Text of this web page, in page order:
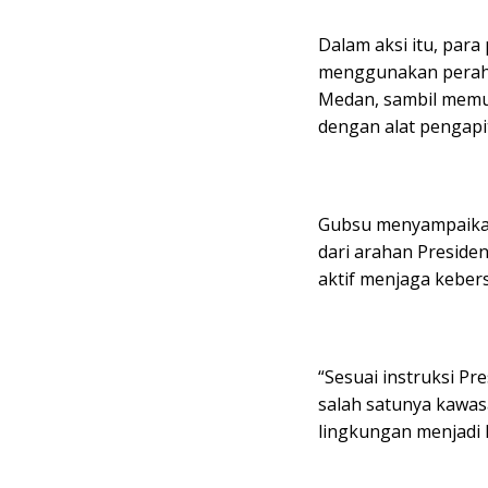
Dalam aksi itu,
menggunakan
Medan, sambil
dengan alat
Gubsu
dari arahan
aktif menjaga
“Sesuai instruksi
salah satunya
lingkungan menjadi